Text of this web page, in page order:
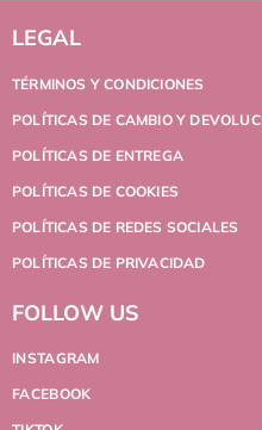
LEGAL
TÉRMINOS Y CONDICIONES
POLÍTICAS DE CAMBIO Y
POLÍTICAS DE ENTREGA
POLÍTICAS DE COOKIES
POLÍTICAS DE REDES SOCIALES
POLÍTICAS DE PRIVACIDAD
FOLLOW US
INSTAGRAM
FACEBOOK